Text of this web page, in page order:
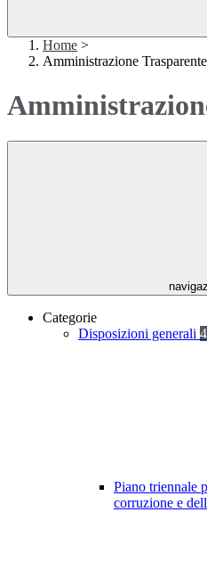
Home >
Amministrazione Trasparente
Categorie
Disposizioni generali
Piano triennale
corruzione e